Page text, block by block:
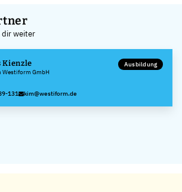
dir weiter
Kienzle
Westiform GmbH
Ausbildung
131 kim@westiform.de